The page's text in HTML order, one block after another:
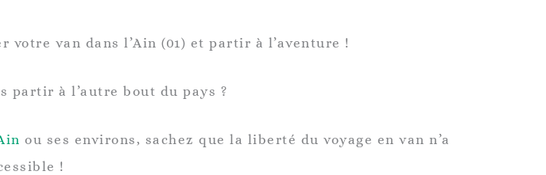
votre van dans l’Ain (01) et partir à l’aventure !
partir à l’autre bout du pays ?
ou ses environs, sachez que la liberté du voyage en van n’a
!